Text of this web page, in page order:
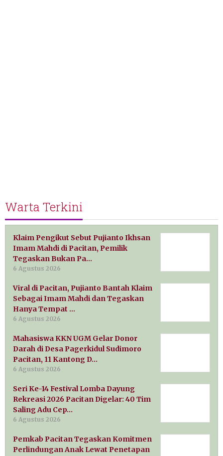
Warta Terkini
Klaim Pengikut Sebut Pujianto Ikhsan
Imam Mahdi di Pacitan, Pemilik
Tegaskan Bukan Pa…
6 Agustus 2026
Viral di Pacitan, Pujianto Bantah Klaim
Sebagai Imam Mahdi dan Tegaskan
Hanya Tempat …
6 Agustus 2026
Mahasiswa KKN UGM Gelar Donor
Darah di Desa Pagerkidul Sudimoro
Pacitan, 11 Kantong D…
6 Agustus 2026
Seri Ke-14 Festival Lomba Dayung
Rekreasi 2026 Pacitan Digelar: 40 Tim
Saling Adu Cep…
6 Agustus 2026
Pemkab Pacitan Tegaskan Komitmen
Perlindungan Anak Lewat Penetapan